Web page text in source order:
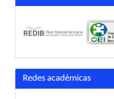
Redes académicas